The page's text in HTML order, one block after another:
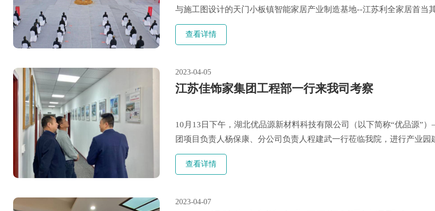
与施工图设计的天门小板镇智能家居产业制造基地--江苏利全家居首当
苏家居龙头企业，是一个以家居产品研发、设计、生产、销售、流通、
主体产业的新型园区，涵盖工业制造区、原辅材料交易中心、物流中心
查看详情
2023-04-05
江苏佳饰家集团工程部一行来我司考察
10月13日下午，湖北优品源新材料科技有限公司（以下简称“优品源”
团项目负责人杨保康、分公司负责人程建武一行莅临我院，进行产业园
讨，共同谱写合作新篇章。 我院负责人首先为优品源领导们介绍了我院
历史、公司规模、部分项目情况以及合作成效。优品源杨总对我院的发
查看详情
2023-04-07